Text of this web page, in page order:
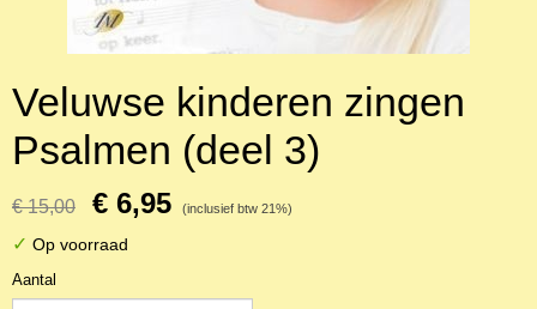
Veluwse kinderen zingen
Psalmen (deel 3)
€ 15,00 € 6,95 (inclusief btw 21%)
✓ Op voorraad
Aantal